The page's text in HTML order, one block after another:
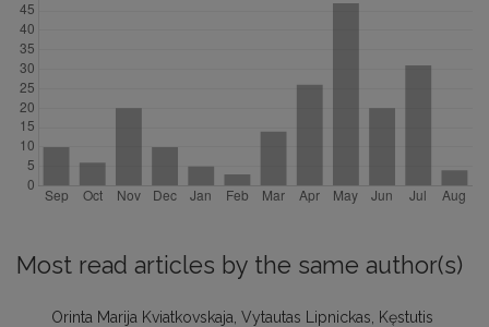
Most read articles by the same author(s)
Orinta Marija Kviatkovskaja, Vytautas Lipnickas, Kęstutis